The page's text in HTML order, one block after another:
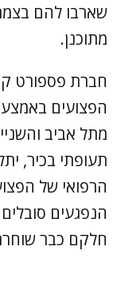
שארבו להם
מתוכנן.
חברת פספורט
הפצועים
מתל אביב
תעופתי בכיר,
הרפואי של
הנפגעים
חלקם כבר